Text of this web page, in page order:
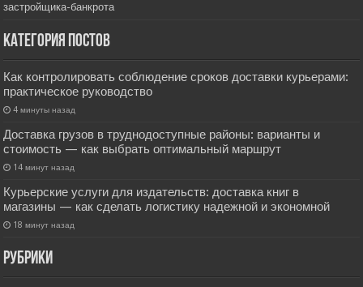
застройщика-банкрота
Категория постов
Как контролировать соблюдение сроков доставки курьерами:
практическое руководство
4 минуты назад
Доставка грузов в труднодоступные районы: варианты и
стоимость — как выбрать оптимальный маршрут
14 минут назад
Курьерские услуги для издательств: доставка книг в
магазины — как сделать логистику надежной и экономной
18 минут назад
РУбрики